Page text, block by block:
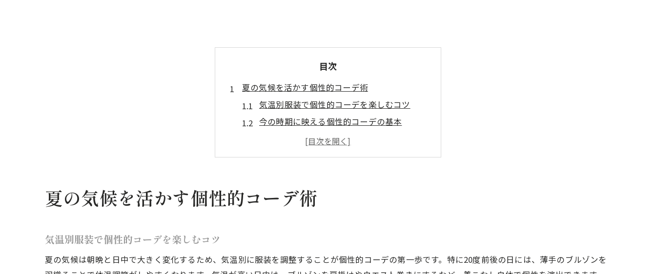
目次
夏の気候を活かす個性的コーデ術
気温別服装で個性的コーデを楽しむコツ
今の時期に映える個性的コーデの基本
気温差に対応する個性的コーデの工夫
6月服装の悩みを個性的コーデで解決
体型引き立つブルゾン選びの極意
個性的コーデに合うブルゾンの選び方
気温別で映えるブルゾンと個性的コーデ
夏の気候を活かす個性的コーデ術
気温別服装で個性的コーデを楽しむコツ
夏の気候は朝晩と日中で大きく変化するため、気温別に服装を調整することが個性的コーデの第一歩です。特に20度前後の日には、薄手のブルゾンを